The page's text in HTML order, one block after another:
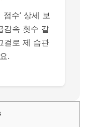
수’ 상세 보
감속 횟수 같
걸로 제 습관
.